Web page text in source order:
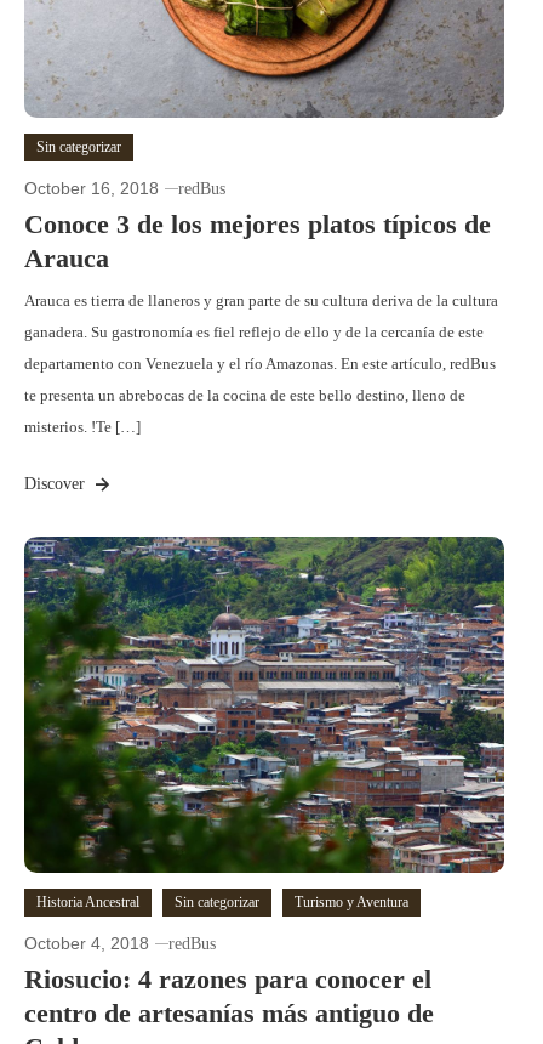
Sin categorizar
October 16, 2018 redBus
Conoce 3 de los mejores platos típicos de
Arauca
Arauca es tierra de llaneros y gran parte de su cultura deriva de la cultura
ganadera. Su gastronomía es fiel reflejo de ello y de la cercanía de este
departamento con Venezuela y el río Amazonas. En este artículo, redBus
te presenta un abrebocas de la cocina de este bello destino, lleno de
misterios. !Te […]
Discover
Historia Ancestral Sin categorizar Turismo y Aventura
October 4, 2018 redBus
Riosucio: 4 razones para conocer el
centro de artesanías más antiguo de